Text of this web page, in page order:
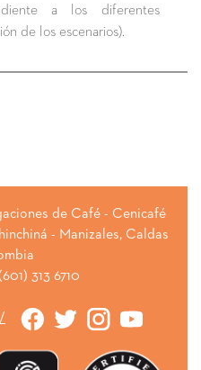
a los diferentes
de los escenarios).
de Café - Cenicafé
- Manizales, Caldas
313 6710